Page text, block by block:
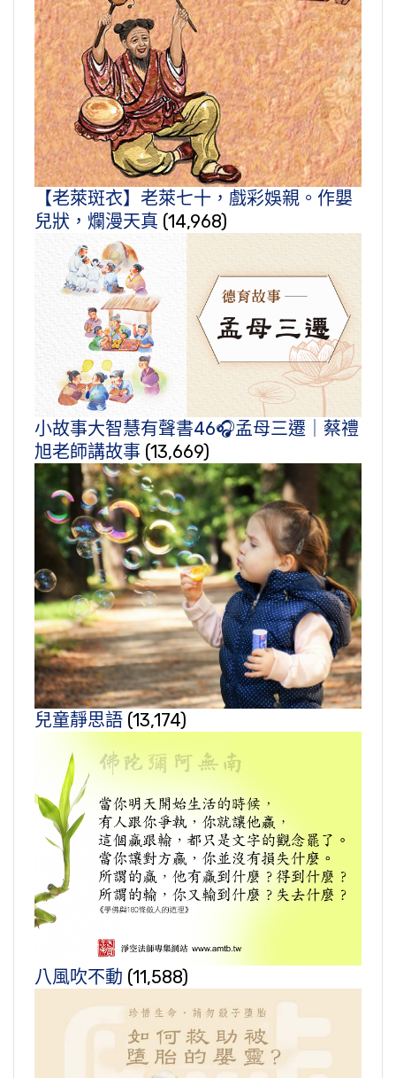
【老萊斑衣】老萊七十，戲彩娛親。作嬰
兒狀，爛漫天真 (14,968)
小故事大智慧有聲書46🎧孟母三遷｜蔡禮
旭老師講故事 (13,669)
兒童靜思語 (13,174)
八風吹不動 (11,588)